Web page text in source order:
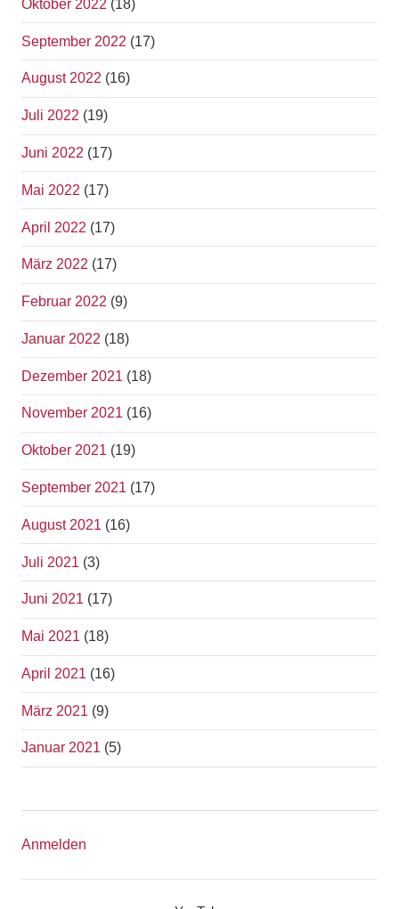
Oktober 2022 (18)
September 2022 (17)
August 2022 (16)
Juli 2022 (19)
Juni 2022 (17)
Mai 2022 (17)
April 2022 (17)
März 2022 (17)
Februar 2022 (9)
Januar 2022 (18)
Dezember 2021 (18)
November 2021 (16)
Oktober 2021 (19)
September 2021 (17)
August 2021 (16)
Juli 2021 (3)
Juni 2021 (17)
Mai 2021 (18)
April 2021 (16)
März 2021 (9)
Januar 2021 (5)
Anmelden